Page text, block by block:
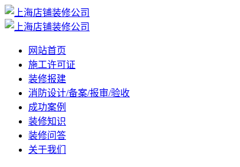
网站首页
施工许可证
装修报建
消防设计/备案/报审/验收
成功案例
装修知识
装修问答
关于我们